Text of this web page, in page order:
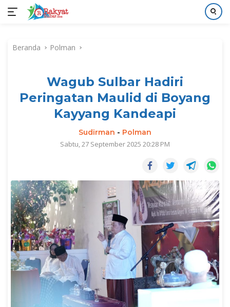
kontenBeranda Polman
Wagub Sulbar Hadiri
Peringatan Maulid di Boyang
Kayyang Kandeapi
Sudirman - Polman
Sabtu, 27 September 2025 20:28 PM